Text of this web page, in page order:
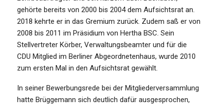
gehörte bereits von 2000 bis 2004 dem Aufsichtsrat an.
2018 kehrte er in das Gremium zurück. Zudem saß er von
2008 bis 2011 im Präsidium von Hertha BSC. Sein
Stellvertreter Körber, Verwaltungsbeamter und für die
CDU Mitglied im Berliner Abgeordnetenhaus, wurde 2010
zum ersten Mal in den Aufsichtsrat gewählt.
In seiner Bewerbungsrede bei der Mitgliederversammlung
hatte Brüggemann sich deutlich dafür ausgesprochen,